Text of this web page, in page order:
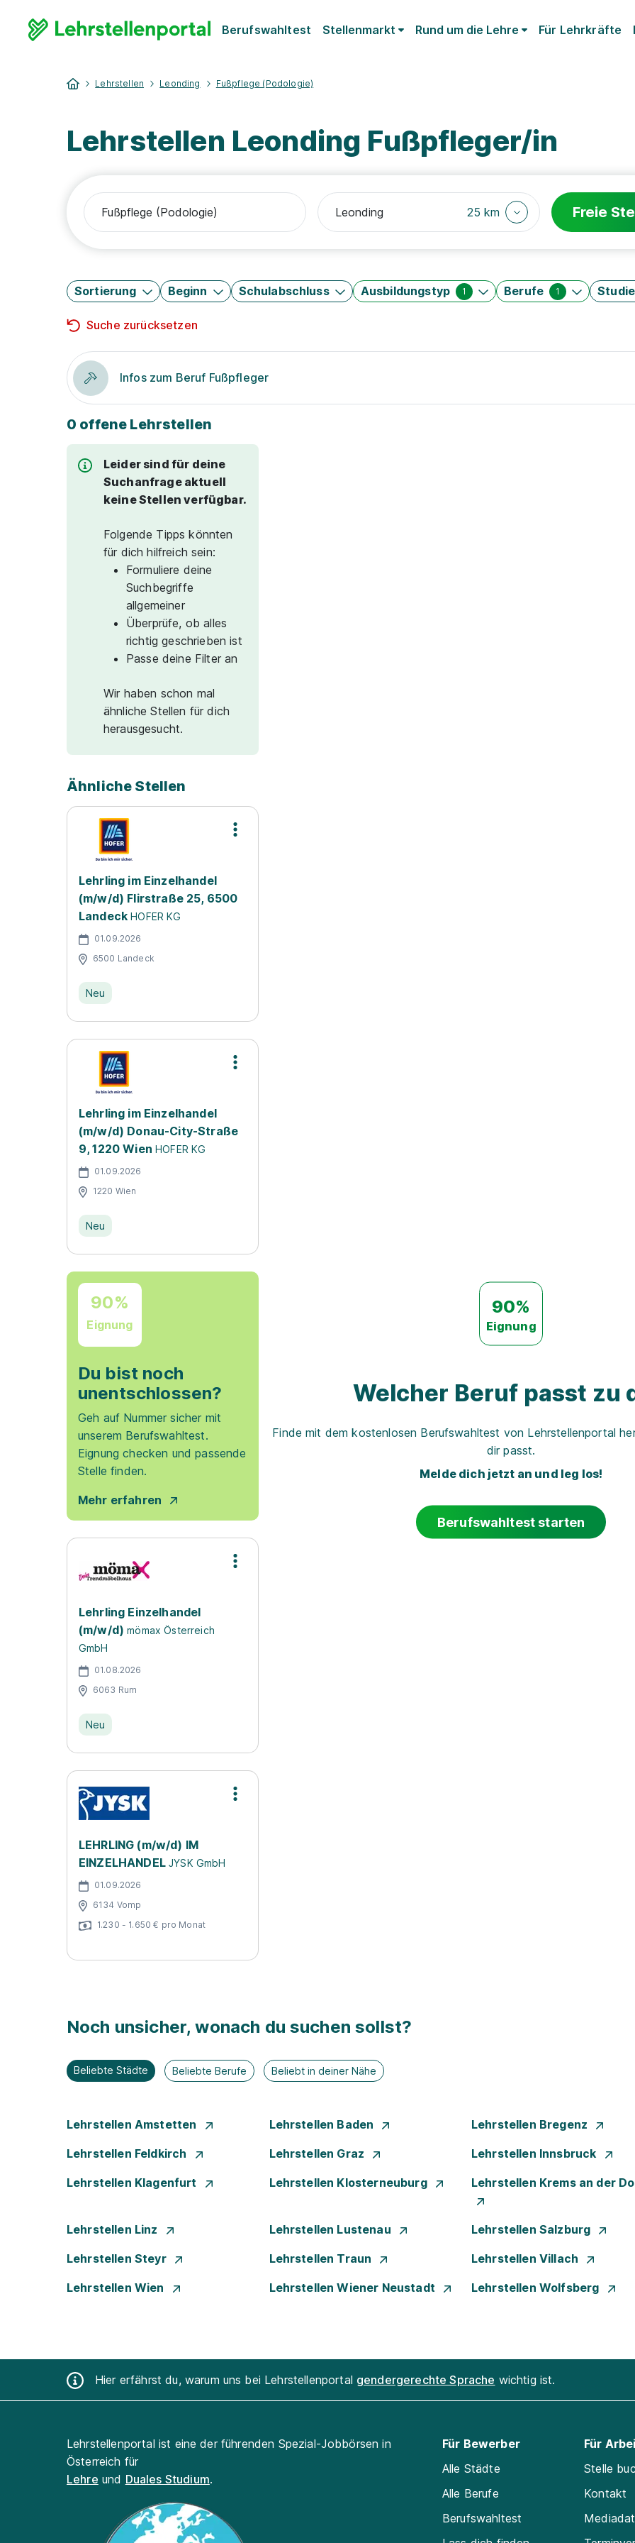
Berufswahltest Stellenmarkt Rund um die Lehre Für Lehrkräfte
Lehrstellen Leonding Fußpflege (Podologie)
Lehrstellen Leonding Fußpfleger/in
25 km Freie
Sortierung Beginn Schulabschluss Ausbildungstyp 1 Berufe 1
Suche zurücksetzen
Infos zum Beruf Fußpfleger
0 offene Lehrstellen
Leider sind für deine
Suchanfrage aktuell
keine Stellen verfügbar.
Folgende Tipps könnten
für dich hilfreich sein:
Formuliere deine
Suchbegriffe
allgemeiner
Überprüfe, ob alles
richtig geschrieben ist
Passe deine Filter an
Wir haben schon mal
ähnliche Stellen für dich
herausgesucht.
Ähnliche Stellen
Lehrling im Einzelhandel
(m/w/d) Flirstraße 25, 6500
Landeck HOFER KG
01.09.2026
6500 Landeck
Neu
Lehrling im Einzelhandel
(m/w/d) Donau-City-Straße
9, 1220 Wien HOFER KG
01.09.2026
1220 Wien
Neu
90%
Eignung
Du bist noch
unentschlossen?
Geh auf Nummer sicher mit
unserem Berufswahltest.
Eignung checken und passende
Stelle finden.
Mehr erfahren
Lehrling Einzelhandel
(m/w/d) mömax Österreich
GmbH
01.08.2026
6063 Rum
Neu
LEHRLING (m/w/d) IM
EINZELHANDELJYSK GmbH
01.09.2026
6134 Vomp
1.230 - 1.650 € pro Monat
90%
Eignung
Welcher Beruf passt zu
Finde mit dem kostenlosen Berufswahltest von Lehrstellenportal
dir passt.
Melde dich jetzt an und leg los!
Berufswahltest starten
Noch unsicher, wonach du suchen sollst?
Beliebte Städte Beliebte Berufe Beliebt in deiner Nähe
Lehrstellen Amstetten Lehrstellen Baden Lehrstellen Bregenz
Lehrstellen Feldkirch Lehrstellen Graz Lehrstellen Innsbruck
Lehrstellen Klagenfurt Lehrstellen Klosterneuburg Lehrstellen Krems an der
Lehrstellen Linz Lehrstellen Lustenau Lehrstellen Salzburg
Lehrstellen Steyr Lehrstellen Traun Lehrstellen Villach
Lehrstellen Wien Lehrstellen Wiener Neustadt Lehrstellen Wolfsberg
Hier erfährst du, warum uns bei Lehrstellenportal gendergerechte Sprache wichtig ist.
Lehrstellenportal ist eine der führenden Spezial-Jobbörsen in
Österreich für
Lehre und Duales Studium.
Für Bewerber
Alle Städte
Alle Berufe
Berufswahltest
Für
Stelle
Kontakt